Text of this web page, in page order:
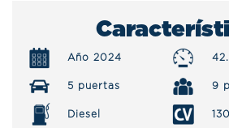
Año 2024
5 puertas 9
Diesel